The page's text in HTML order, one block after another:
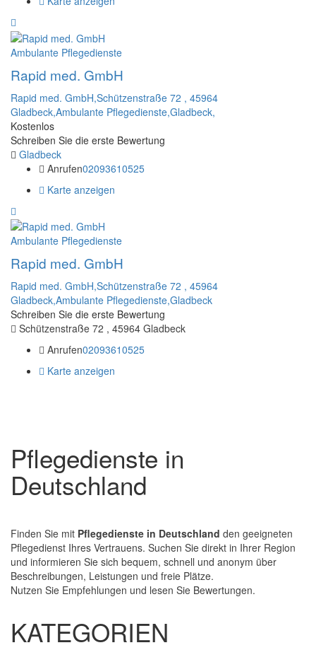
Ambulante Pflegedienste
Rapid med. GmbH
Rapid med. GmbH,Schützenstraße 72 , 45964
Gladbeck,Ambulante Pflegedienste,Gladbeck,
Kostenlos
Schreiben Sie die erste Bewertung
Gladbeck
Anrufen02093610525
Karte anzeigen
Ambulante Pflegedienste
Rapid med. GmbH
Rapid med. GmbH,Schützenstraße 72 , 45964
Gladbeck,Ambulante Pflegedienste,Gladbeck
Schreiben Sie die erste Bewertung
Schützenstraße 72 , 45964 Gladbeck
Anrufen02093610525
Karte anzeigen
Pflegedienste in
Deutschland
Finden Sie mit Pflegedienste in Deutschland den geeigneten
Pflegedienst Ihres Vertrauens. Suchen Sie direkt in Ihrer Region
und informieren Sie sich bequem, schnell und anonym über
Beschreibungen, Leistungen und freie Plätze.
Nutzen Sie Empfehlungen und lesen Sie Bewertungen.
KATEGORIEN